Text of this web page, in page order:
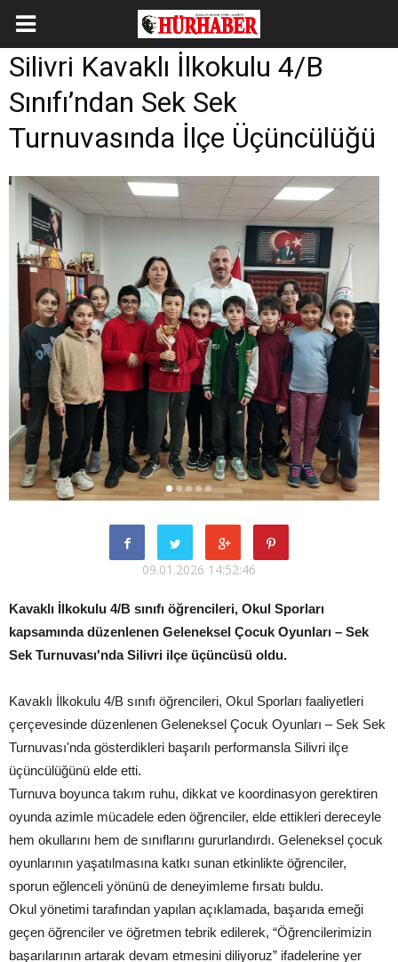
Silivri Kavaklı İlkokulu 4/B
Sınıfı’ndan Sek Sek
Turnuvasında İlçe Üçüncülüğü
09.01.2026 14:52:46
Kavaklı İlkokulu 4/B sınıfı öğrencileri, Okul Sporları
kapsamında düzenlenen Geleneksel Çocuk Oyunları – Sek
Sek Turnuvası'nda Silivri ilçe üçüncüsü oldu.
Kavaklı İlkokulu 4/B sınıfı öğrencileri, Okul Sporları faaliyetleri
çerçevesinde düzenlenen Geleneksel Çocuk Oyunları – Sek Sek
Turnuvası'nda gösterdikleri başarılı performansla Silivri ilçe
üçüncülüğünü elde etti.
Turnuva boyunca takım ruhu, dikkat ve koordinasyon gerektiren
oyunda azimle mücadele eden öğrenciler, elde ettikleri dereceyle
hem okullarını hem de sınıflarını gururlandırdı. Geleneksel çocuk
oyunlarının yaşatılmasına katkı sunan etkinlikte öğrenciler,
sporun eğlenceli yönünü de deneyimleme fırsatı buldu.
Okul yönetimi tarafından yapılan açıklamada, başarıda emeği
geçen öğrenciler ve öğretmen tebrik edilerek, “Öğrencilerimizin
başarılarının artarak devam etmesini diliyoruz” ifadelerine yer